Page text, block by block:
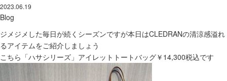
2023.06.19
Blog
ジメジメした毎日が続くシーズンですが本日はCLEDRANの清涼感溢れ
るアイテムをご紹介しましょう
こちら「ハサシリーズ」アイレットトートバッグ￥14,300税込です